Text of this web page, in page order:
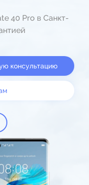
40 Pro в Санкт-
консультацию